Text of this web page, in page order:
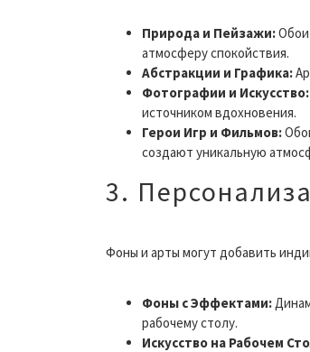
Природа и Пейзажи:Обои
атмосферу спокойствия.
Абстракции и Графика:
Фотографии и Искусство:
источником вдохновения.
Герои Игр и Фильмов:
создают уникальную
3.
Фоны и арты могут добавить
Фоны с Эффектами:
рабочему столу.
Искусство на Рабочем